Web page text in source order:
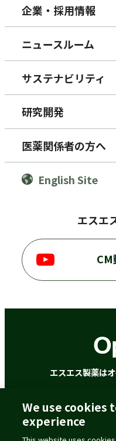
企業・採用情報
ニュースルーム
サステナビリティ
研究開発
医薬関係者の方へ
English Site
エスエ
エスエス製薬は
ご利用に際して
クッキーポリシー
We use cookies
experience